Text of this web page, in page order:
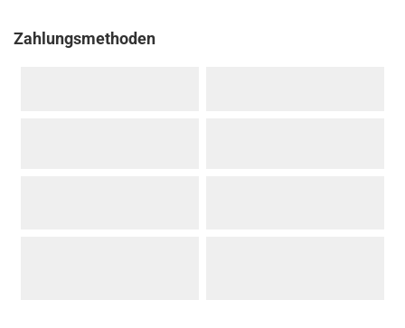
Zahlungsmethoden